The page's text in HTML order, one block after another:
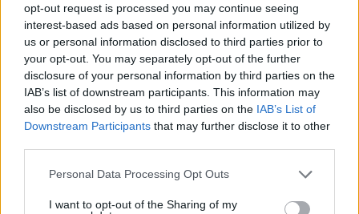
opt-out request is processed you may continue seeing
interest-based ads based on personal information utilized by
us or personal information disclosed to third parties prior to
your opt-out. You may separately opt-out of the further
disclosure of your personal information by third parties on the
IAB’s list of downstream participants. This information may
also be disclosed by us to third parties on the IAB’s List of
Downstream Participants that may further disclose it to other
Please note that this website/app uses one or more Google
not limited to your visit or usage behaviour. You may click to
Personal Data Processing Opt Outs
I want to opt-out of the Sharing of my